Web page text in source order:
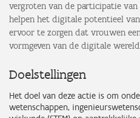
vergroten van de participatie
helpen het digitale potentieel
ervoor te zorgen dat vrouwen
vormgeven van de digitale
Doelstellingen
Het doel van deze actie is om
wetenschappen,